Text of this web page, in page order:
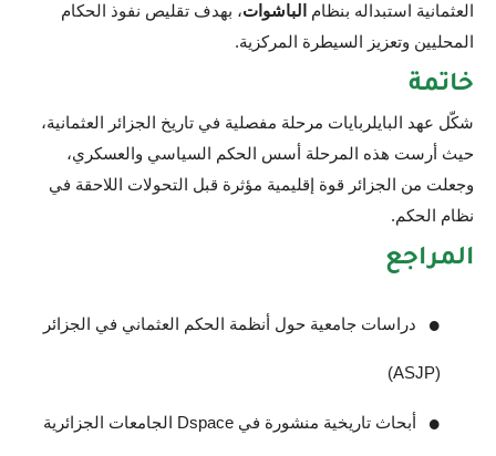
العثمانية استبداله بنظامالباشوات ، بهدف تقليص نفوذ الحكام
المحليين وتعزيز السيطرة المركزية.
خاتمة
شكّل عهد البايلربايات مرحلة مفصلية في تاريخ الجزائر العثمانية،
حيث أرست هذه المرحلة أسس الحكم السياسي والعسكري،
وجعلت من الجزائر قوة إقليمية مؤثرة قبل التحولات اللاحقة في
نظام الحكم.
المراجع
دراسات جامعية حول أنظمة الحكم العثماني في الجزائر
أبحاث تاريخية منشورة في Dspace الجامعات الجزائرية